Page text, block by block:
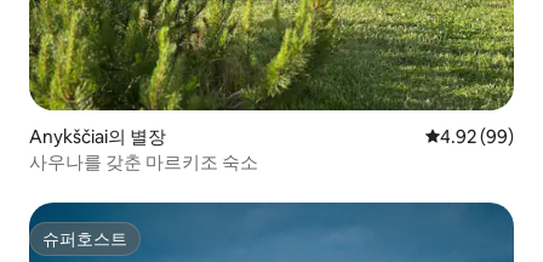
Anykščiai의 별장 평점 4.92점(5
4.92 (99)
사우나를 갖춘 마르키조 숙소
슈퍼호스트
슈퍼호스트